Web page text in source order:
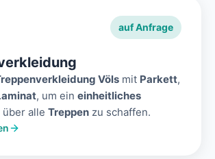
auf Anfrage
Völs mit Parkett,
, um ein einheitliches
über alle Treppen zu schaffen.